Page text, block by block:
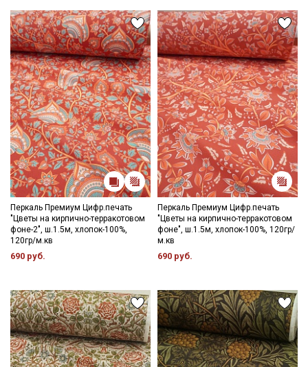
Перкаль Премиум Цифр.печать
"Цветы на кирпично-терракотовом
фоне-2", ш.1.5м, хлопок-100%,
120гр/м.кв
690 руб.
Перкаль Премиум Цифр.печать
"Цветы на кирпично-терракотовом
фоне", ш.1.5м, хлопок-100%, 120гр/
м.кв
690 руб.
Ознакомлен(а) сПолитикой обработки персональных
данныхи даюСогласие на обработку персональных
данных
ДаюСогласие на получение рекламных и
информационных рассылок